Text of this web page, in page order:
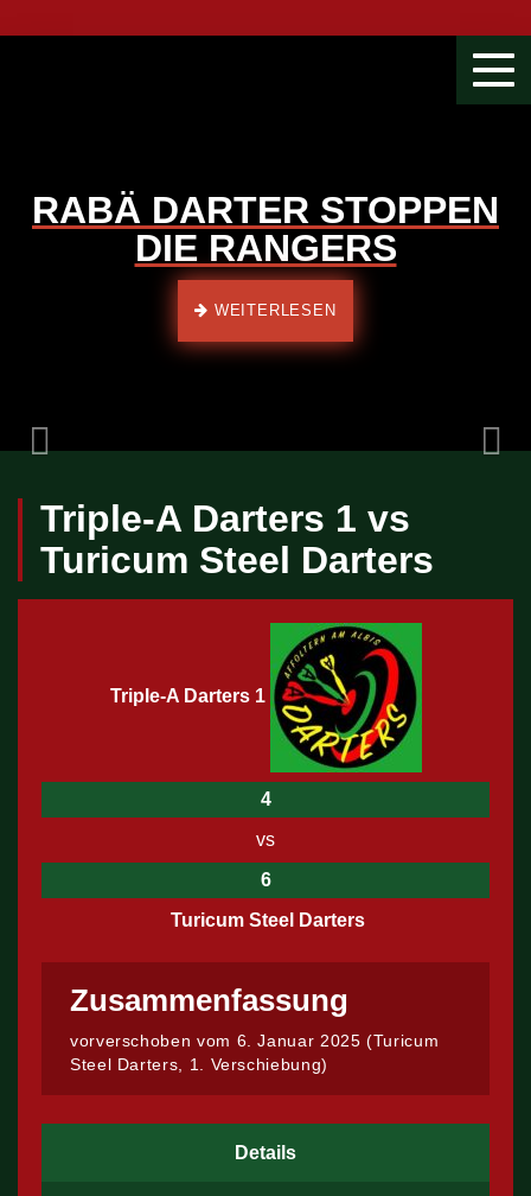
RABÄ DARTER STOPPEN
DIE RANGERS
WEITERLESEN
Previous
Triple-A Darters 1 vs
Turicum Steel Darters
Triple-A Darters 1
4
vs
6
Turicum Steel Darters
Zusammenfassung
vorverschoben vom 6. Januar 2025 (Turicum
Steel Darters, 1. Verschiebung)
Details